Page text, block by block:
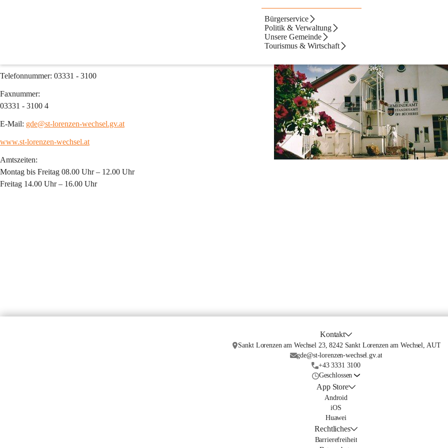
Bürgerservice
Politik & Verwaltung
Unsere Gemeinde
Tourismus & Wirtschaft
Telefonnummer: 03331 - 3100
Faxnummer:
03331 - 3100 4
E-Mail: gde@st-lorenzen-wechsel.gv.at
www.st-lorenzen-wechsel.at
Amtszeiten:
Montag bis Freitag 08.00 Uhr – 12.00 Uhr
Freitag 14.00 Uhr – 16.00 Uhr
Kontakt
Sankt Lorenzen am Wechsel 23, 8242 Sankt Lorenzen am Wechsel, AUT
gde@st-lorenzen-wechsel.gv.at
+43 3331 3100
Geschlossen
App Store
Android
iOS
Huawei
Rechtliches
Barrierefreiheit